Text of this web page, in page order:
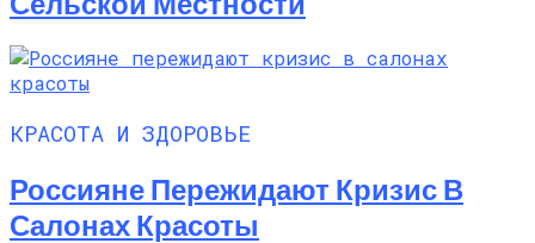
КРАСОТА И ЗДОРОВЬЕ
Россияне Пережидают Кризис В
Салонах Красоты